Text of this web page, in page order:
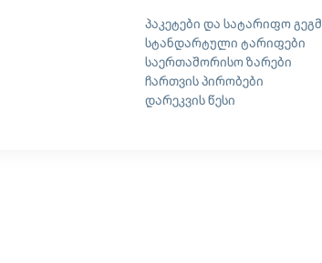
პაკეტები და სატარიფო
სტანდარტული ტარიფები
საერთაშორისო ზარები
ჩართვის პირობები
დარეკვის წესი